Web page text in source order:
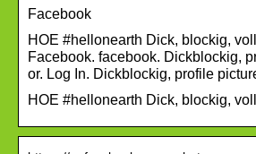
Facebook
HOE #hellonearth Dick, blockig,
Facebook. facebook. Dickblockig,
or. Log In. Dickblockig, profile
HOE #hellonearth Dick, blockig,